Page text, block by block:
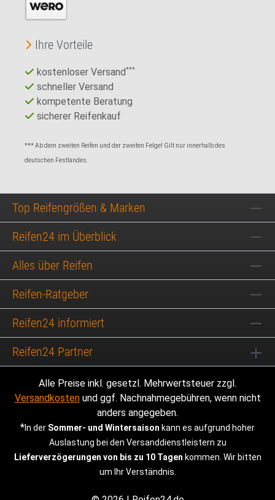
Ihre Vorteile
kostenloser Versand***
schneller Versand
kompetente Beratung
sicherer Reifenkauf
*** Ab dem zweiten Reifen und der zweiten Felge! Gilt nur innerhalb des
deutschen Festlandes.
Top Reifengrößen & Marken
Reifen24 im Überblick
Alles über Reifen
Reifen-Ratgeber
Reifen24 informiert
Reifen24 Partner
Alle Preise inkl. gesetzl. Mehrwertsteuer zzgl.
Versandkostenund ggf. Nachnahmegebühren, wenn nicht
anders angegeben.
*In der Sommer- und Wintersaison kann es aufgrund hoher
Auslastung bei den Versanddienstleistern zu
Lieferverzögerungen von bis zu 10 Tagen kommen. Wir bitten
um Ihr Verständnis.